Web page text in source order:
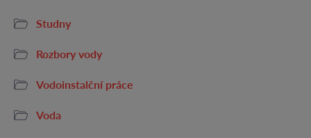
Studny
Rozbory vody
Vodoinstalční práce
Voda